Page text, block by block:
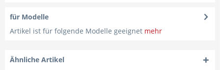
für Modelle
Artikel ist für folgende Modelle geeignet mehr
Ähnliche Artikel